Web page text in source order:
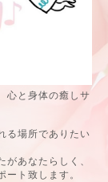
心と身体の癒しサ
る場所でありたい
あなたらしく、
ト致します。